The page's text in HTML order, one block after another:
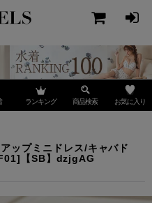
ランキング 商品検索 お気に入り
ップミニドレス/キャバド
【SB】dzjgAG